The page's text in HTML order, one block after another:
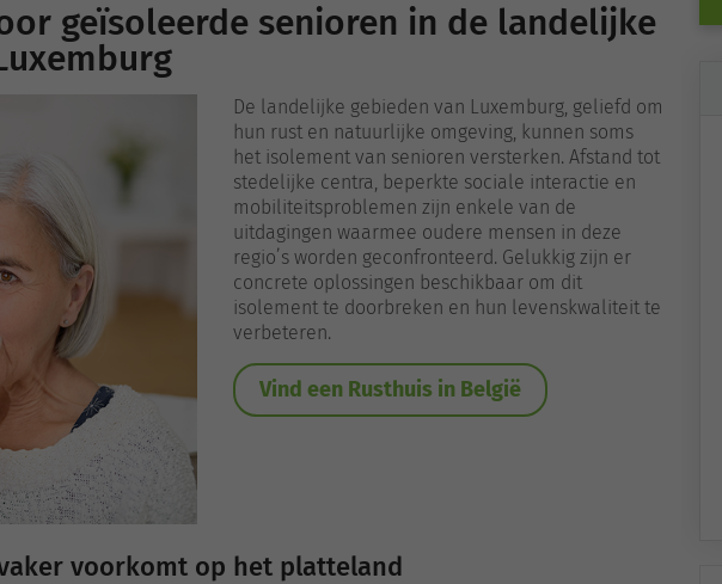
geïsoleerde senioren in de landelijke
De landelijke gebieden van Luxemburg, geliefd om
hun rust en natuurlijke omgeving, kunnen soms
het isolement van senioren versterken. Afstand tot
stedelijke centra, beperkte sociale interactie en
mobiliteitsproblemen zijn enkele van de
uitdagingen waarmee oudere mensen in deze
regio’s worden geconfronteerd. Gelukkig zijn er
concrete oplossingen beschikbaar om dit
isolement te doorbreken en hun levenskwaliteit te
verbeteren.
Vind een Rusthuis in België
voorkomt op het platteland